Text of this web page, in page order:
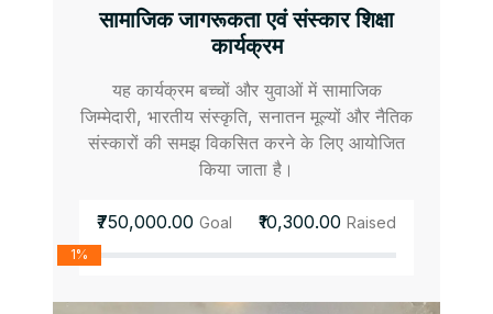
सामाजिक जागरूकता एवं संस्कार शिक्षा
कार्यक्रम
यह कार्यक्रम बच्चों और युवाओं में सामाजिक
जिम्मेदारी, भारतीय संस्कृति, सनातन मूल्यों और नैतिक
संस्कारों की समझ विकसित करने के लिए आयोजित
किया जाता है।
₹750,000.00 Goal ₹10,300.00 Raised
1%